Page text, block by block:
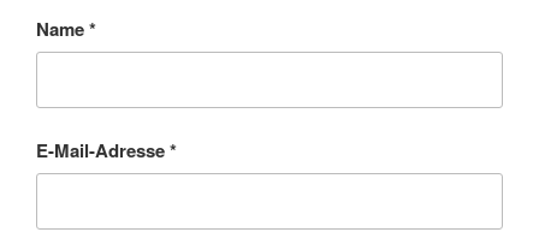
Name*
E-Mail-Adresse*